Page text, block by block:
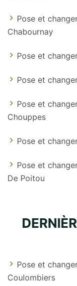
Pose et
Chabournay
Pose et
Pose et
Pose et
Chouppes
Pose et
Pose et
De Poitou
Pose et
Coulombiers